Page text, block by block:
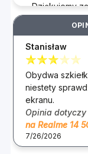
Dziękujemy
się, że
nadzieję, że
Jeśli masz
Zespół 3mk :)
Stanisław
Obydwa
niestety
ekranu.
Opinia
na Realme 14
7/26/2026